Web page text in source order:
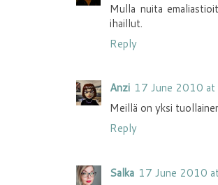
Mulla nuita
ihaillut.
Reply
Anzi 17 June 2010
Meillä on yksi
Reply
Salka 17 June 2010